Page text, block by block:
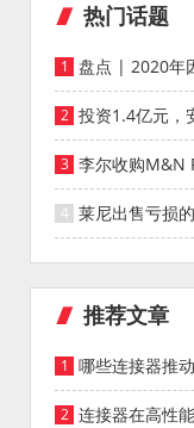
热门话题
盘点 | 2020年
投资1.4亿元，
能仓库
李尔收购M&N
统业务
莱尼出售亏损
投资者
推荐文章
哪些连接器推
连接器在高性